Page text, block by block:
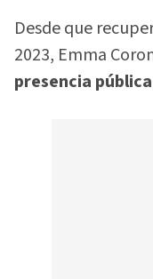
Desde que
2023, Emma
presencia